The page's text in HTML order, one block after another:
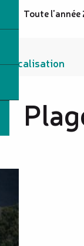
Toute
Localisation